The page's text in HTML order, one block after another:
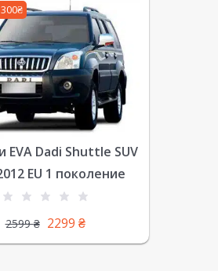
EVA Dadi Shuttle SUV
EU 1 поколение
2599₴ 2299 ₴